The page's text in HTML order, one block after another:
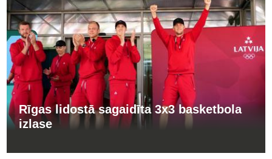
Rīgas lidostā sagaidīta 3x3 basketbola
izlase